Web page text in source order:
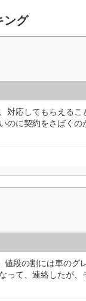
ング
対応してもらえる
のに契約をさばく
値段の割には車のグ
って、連絡したが、